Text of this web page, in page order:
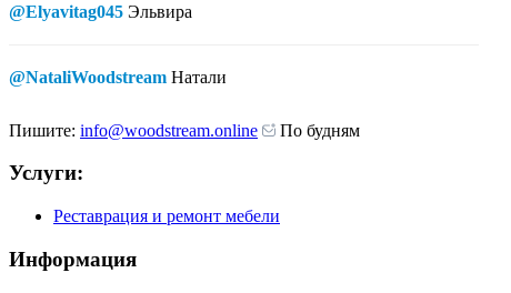
@Elyavitag045 Эльвира
@NataliWoodstream Натали
Пишите: info@woodstream.online По будням
Услуги:
Реставрация и ремонт мебели
Информация